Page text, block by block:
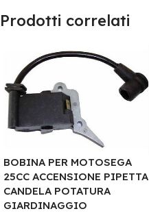
Prodotti correlati
BOBINA PER MOTOSEGA
25CC ACCENSIONE PIPETTA
CANDELA POTATURA
GIARDINAGGIO